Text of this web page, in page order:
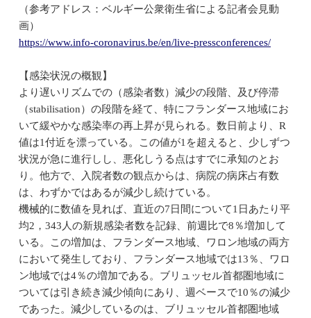
（参考アドレス：ベルギー公衆衛生省による記者会見動
画）
https://www.info-coronavirus.be/en/live-pressconferences/
【感染状況の概観】
より遅いリズムでの（感染者数）減少の段階、及び停滞
（stabilisation）の段階を経て、特にフランダース地域にお
いて緩やかな感染率の再上昇が見られる。数日前より、R
値は1付近を漂っている。この値が1を超えると、少しずつ
状況が急に進行しし、悪化しうる点はすでに承知のとお
り。他方で、入院者数の観点からは、病院の病床占有数
は、わずかではあるが減少し続けている。
機械的に数値を見れば、直近の7日間について1日あたり平
均2，343人の新規感染者数を記録、前週比で8％増加して
いる。この増加は、フランダース地域、ワロン地域の両方
において発生しており、フランダース地域では13％、ワロ
ン地域では4％の増加である。ブリュッセル首都圏地域に
ついては引き続き減少傾向にあり、週ベースで10％の減少
であった。減少しているのは、ブリュッセル首都圏地域